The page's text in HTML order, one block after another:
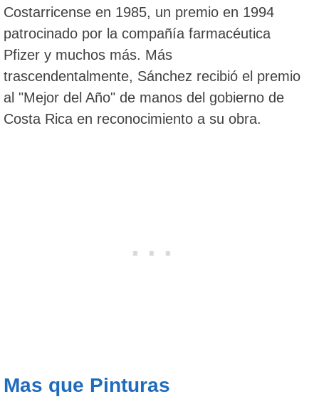
Costarricense en 1985, un premio en 1994
patrocinado por la compañía farmacéutica
Pfizer y muchos más. Más
trascendentalmente, Sánchez recibió el premio
al "Mejor del Año" de manos del gobierno de
Costa Rica en reconocimiento a su obra.
Mas que Pinturas